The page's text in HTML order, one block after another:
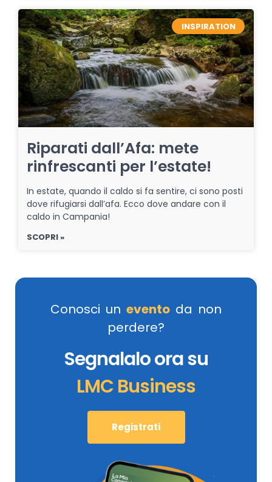
INSPIRATION
Riparati dall’Afa: mete
rinfrescanti per l’estate!
In estate, quando il caldo si fa sentire, ci sono posti
dove rifugiarsi dall’afa. Ecco dove andare con il
caldo in Campania!
SCOPRI »
Conosci un evento da non
perdere?
Segnalalo ora su
LMC Business
Registrati